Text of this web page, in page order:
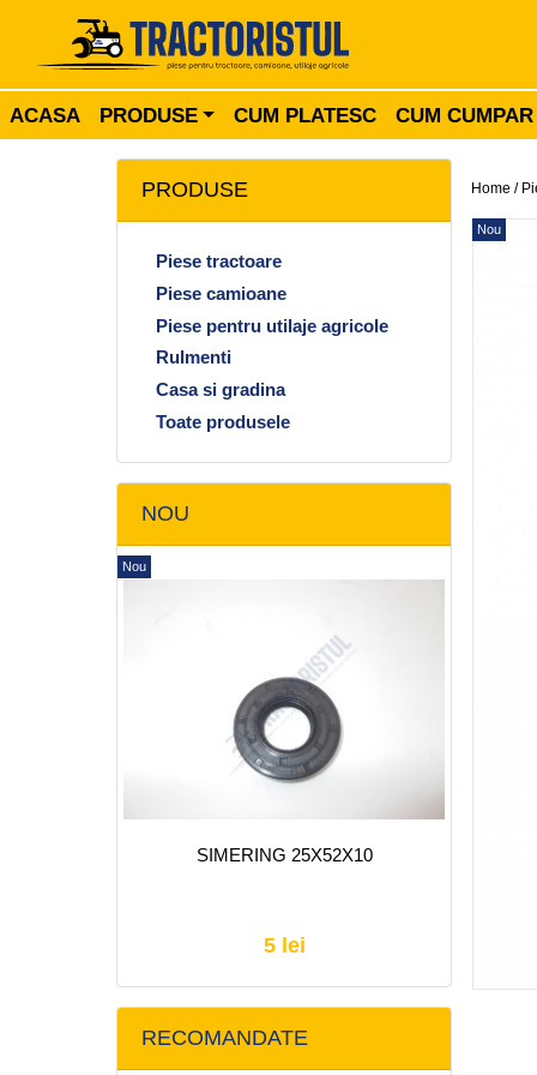
ACASA PRODUSE CUM PLATESC CUM CUMPAR
PRODUSE
Piese tractoare
Piese camioane
Piese pentru utilaje agricole
Rulmenti
Casa si gradina
Toate produsele
NOU
Nou
SIMERING 25X52X10
5 lei
RECOMANDATE
Home /
Nou